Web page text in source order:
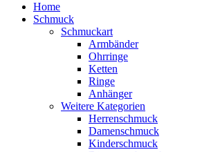
Home
Schmuck
Schmuckart
Armbänder
Ohrringe
Ketten
Ringe
Anhänger
Weitere Kategorien
Herrenschmuck
Damenschmuck
Kinderschmuck